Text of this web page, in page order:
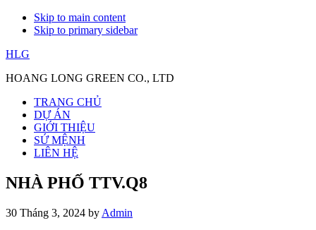
Skip to main content
Skip to primary sidebar
HLG
HOANG LONG GREEN CO., LTD
TRANG CHỦ
DỰ ÁN
GIỚI THIỆU
SỨ MỆNH
LIÊN HỆ
NHÀ PHỐ TTV.Q8
30 Tháng 3, 2024 by Admin